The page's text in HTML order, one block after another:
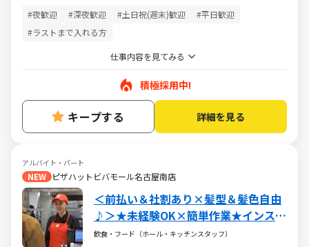
#夜歓迎 #深夜歓迎 #土日祝(週末)歓迎
#平日歓迎
#ラストまで入れる方
仕事内容を見てみる
積極採用中!
キープする 詳細を見る
アルバイト・パート
NEW ピザハットビバモール名古屋南店
＜前払い＆社割あり×髪型＆髪色自由
♪＞★未経験OK×簡単作業★インスト
アスタッフ★週1日～OK◎★20～50代
飲食・フード（ホール・キッチンスタッフ）